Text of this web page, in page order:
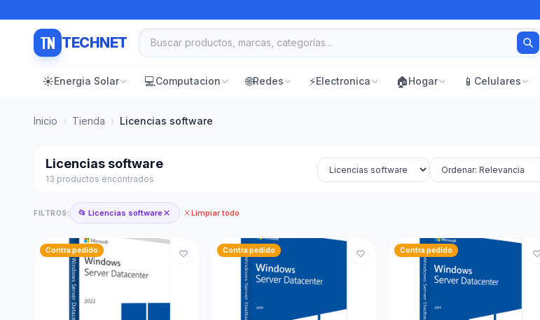
TECHNET
☀️Energia Solar 💻Computacion 🌐Redes ⚡Electronica 🏠Hogar 📱 Celulares
Inicio › Tienda › Licencias software
Licencias software
13 productos encontrados
FILTROS: 📂 Licencias software Limpiar todo
Contra pedido Contra pedido Contra pedido